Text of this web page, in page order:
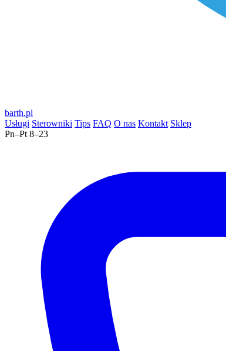
barth.pl
Usługi Sterowniki Tips FAQ O nas Kontakt Sklep
Pn–Pt 8–23